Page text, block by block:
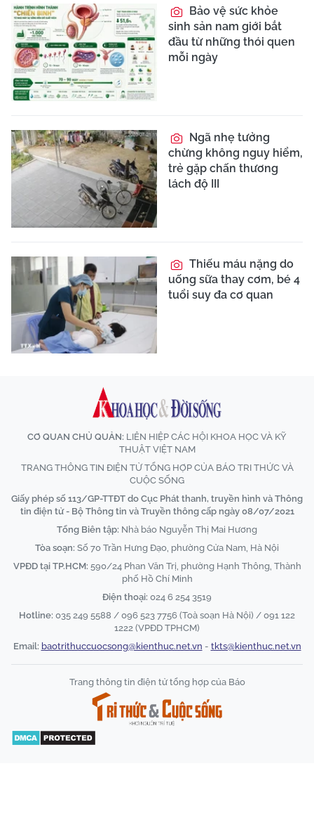
Bảo vệ sức khỏe
sinh sản nam giới bắt
đầu từ những thói quen
mỗi ngày
Ngã nhẹ tưởng
chừng không nguy hiểm,
trẻ gặp chấn thương
lách độ III
Thiếu máu nặng do
uống sữa thay cơm, bé 4
tuổi suy đa cơ quan
CƠ QUAN CHỦ QUẢN: LIÊN HIỆP CÁC HỘI KHOA HỌC VÀ KỸ
THUẬT VIỆT NAM
TRANG THÔNG TIN ĐIỆN TỬ TỔNG HỢP CỦA BÁO TRI THỨC VÀ
CUỘC SỐNG
Giấy phép số 113/GP-TTĐT do Cục Phát thanh, truyền hình và Thông
tin điện tử - Bộ Thông tin và Truyền thông cấp ngày 08/07/2021
Tổng Biên tập: Nhà báo Nguyễn Thị Mai Hương
Tòa soạn: Số 70 Trần Hưng Đạo, phường Cửa Nam, Hà Nội
VPĐD tại TP.HCM: 590/24 Phan Văn Trị, phường Hạnh Thông, Thành
phố Hồ Chí Minh
Điện thoại: 024 6 254 3519
Hotline: 035 249 5588 / 096 523 7756 (Toà soạn Hà Nội) / 091 122
1222 (VPĐD TPHCM)
Email: baotrithuccuocsong@kienthuc.net.vn - tkts@kienthuc.net.vn
Trang thông tin điện tử tổng hợp của Báo